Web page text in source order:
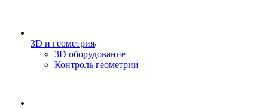
3D и геометрия
3D оборудование
Контроль геометрии